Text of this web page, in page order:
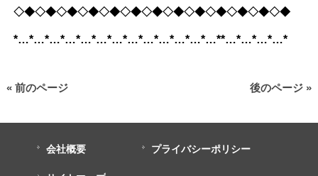
◇◆◇◆◇◆◇◆◇◆◇◆◇◆◇◆◇◆◇◆◇◆◇◆◇◆
*…*…*…*…*…*…*…*…*…*…*…*…*…**…*…*…*…*
« 前のページ 後のページ »
会社概要 プライバシーポリシー